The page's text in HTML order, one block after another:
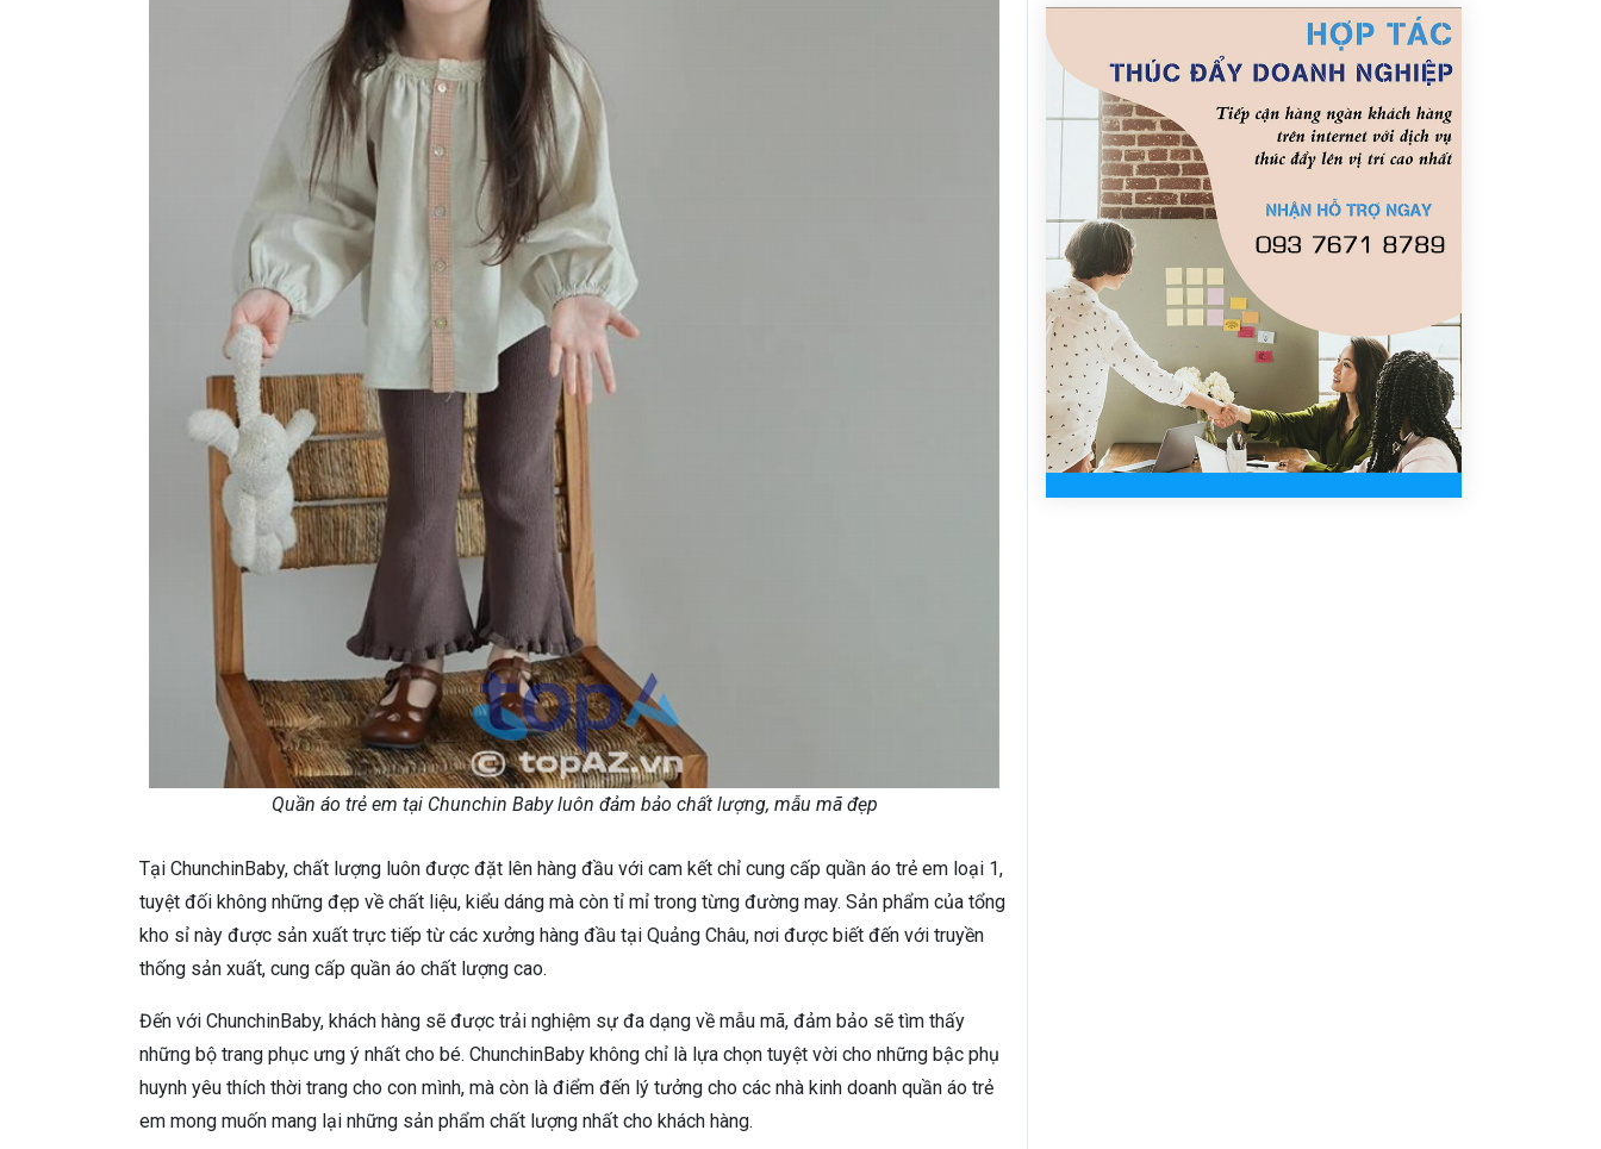
Quần áo trẻ em tại Chunchin Baby luôn đảm bảo chất lượng, mẫu mã đẹp
Tại ChunchinBaby, chất lượng luôn được đặt lên hàng đầu với cam kết chỉ cung cấp quần áo trẻ em loại 1,
tuyệt đối không những đẹp về chất liệu, kiểu dáng mà còn tỉ mỉ trong từng đường may. Sản phẩm của tổng
kho sỉ này được sản xuất trực tiếp từ các xưởng hàng đầu tại Quảng Châu, nơi được biết đến với truyền
thống sản xuất, cung cấp quần áo chất lượng cao.
Đến với ChunchinBaby, khách hàng sẽ được trải nghiệm sự đa dạng về mẫu mã, đảm bảo sẽ tìm thấy
những bộ trang phục ưng ý nhất cho bé. ChunchinBaby không chỉ là lựa chọn tuyệt vời cho những bậc phụ
huynh yêu thích thời trang cho con mình, mà còn là điểm đến lý tưởng cho các nhà kinh doanh quần áo trẻ
em mong muốn mang lại những sản phẩm chất lượng nhất cho khách hàng.